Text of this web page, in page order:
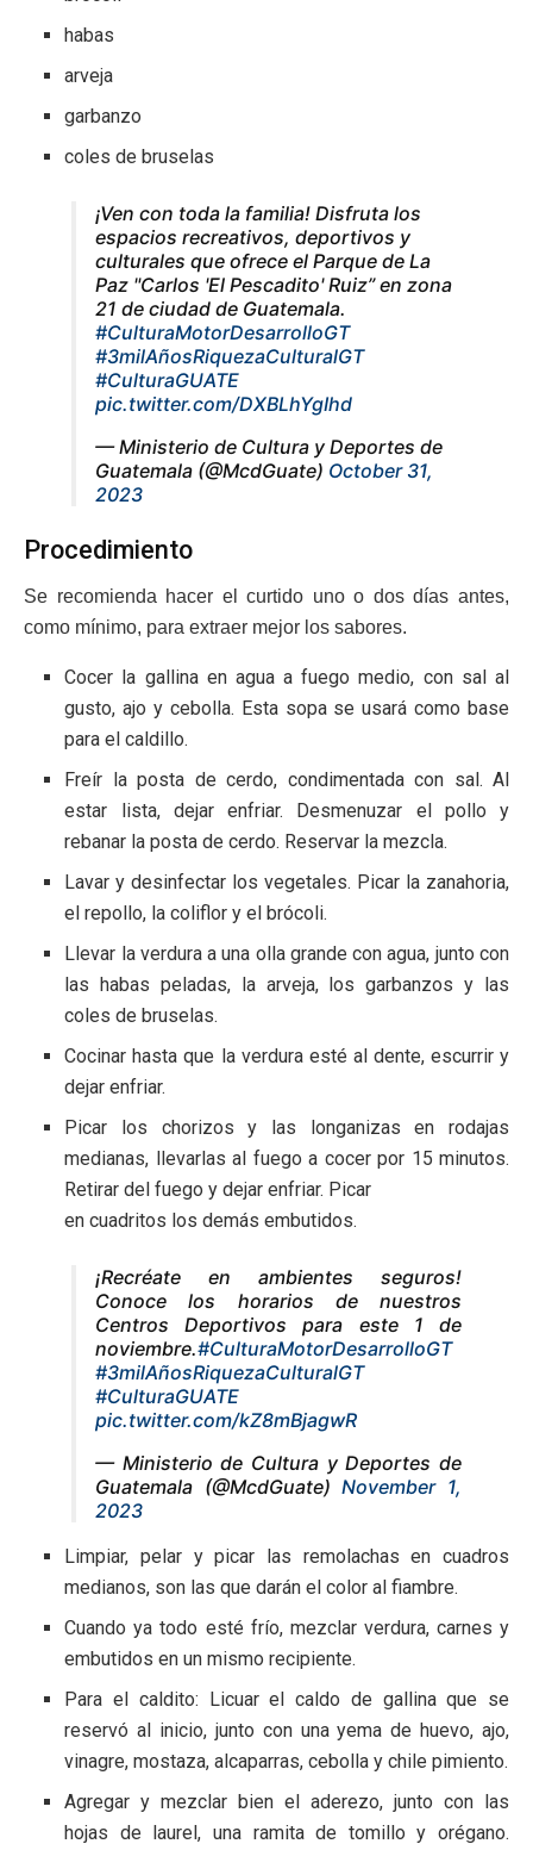
habas
arveja
garbanzo
coles de bruselas
¡Ven con toda la familia! Disfruta los
espacios recreativos, deportivos y
culturales que ofrece el Parque de La
Paz "Carlos 'El Pescadito' Ruiz” en zona
21 de ciudad de Guatemala.
#CulturaMotorDesarrolloGT
#3milAñosRiquezaCulturalGT
#CulturaGUATE
pic.twitter.com/DXBLhYgIhd
— Ministerio de Cultura y Deportes de
Guatemala (@McdGuate) October 31,
2023
Procedimiento
Se recomienda hacer el curtido uno o dos días antes,
como mínimo, para extraer mejor los sabores.
Cocer la gallina en agua a fuego medio, con sal al
gusto, ajo y cebolla. Esta sopa se usará como base
para el caldillo.
Freír la posta de cerdo, condimentada con sal. Al
estar lista, dejar enfriar. Desmenuzar el pollo y
rebanar la posta de cerdo. Reservar la mezcla.
Lavar y desinfectar los vegetales. Picar la zanahoria,
el repollo, la coliflor y el brócoli.
Llevar la verdura a una olla grande con agua, junto con
las habas peladas, la arveja, los garbanzos y las
coles de bruselas.
Cocinar hasta que la verdura esté al dente, escurrir y
dejar enfriar.
Picar los chorizos y las longanizas en rodajas
medianas, llevarlas al fuego a cocer por 15 minutos.
Retirar del fuego y dejar enfriar. Picar
en cuadritos los demás embutidos.
¡Recréate en ambientes seguros!
Conoce los horarios de nuestros
Centros Deportivos para este 1 de
noviembre.#CulturaMotorDesarrolloGT
#3milAñosRiquezaCulturalGT
#CulturaGUATE
pic.twitter.com/kZ8mBjagwR
— Ministerio de Cultura y Deportes de
Guatemala (@McdGuate)November 1,
2023
Limpiar, pelar y picar las remolachas en cuadros
medianos, son las que darán el color al fiambre.
Cuando ya todo esté frío, mezclar verdura, carnes y
embutidos en un mismo recipiente.
Para el caldito: Licuar el caldo de gallina que se
reservó al inicio, junto con una yema de huevo, ajo,
vinagre, mostaza, alcaparras, cebolla y chile pimiento.
Agregar y mezclar bien el aderezo, junto con las
hojas de laurel, una ramita de tomillo y orégano.